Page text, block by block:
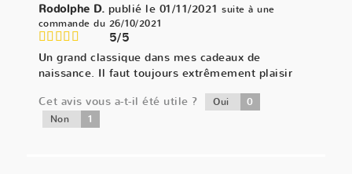
Rodolphe D. publié le 01/11/2021 suite à une
commande du 26/10/2021
5/5
Un grand classique dans mes cadeaux de
naissance. Il faut toujours extrêmement plaisir
Cet avis vous a-t-il été utile ?
Oui 0
Non 1